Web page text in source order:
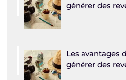
générer des
Les avantages
générer des